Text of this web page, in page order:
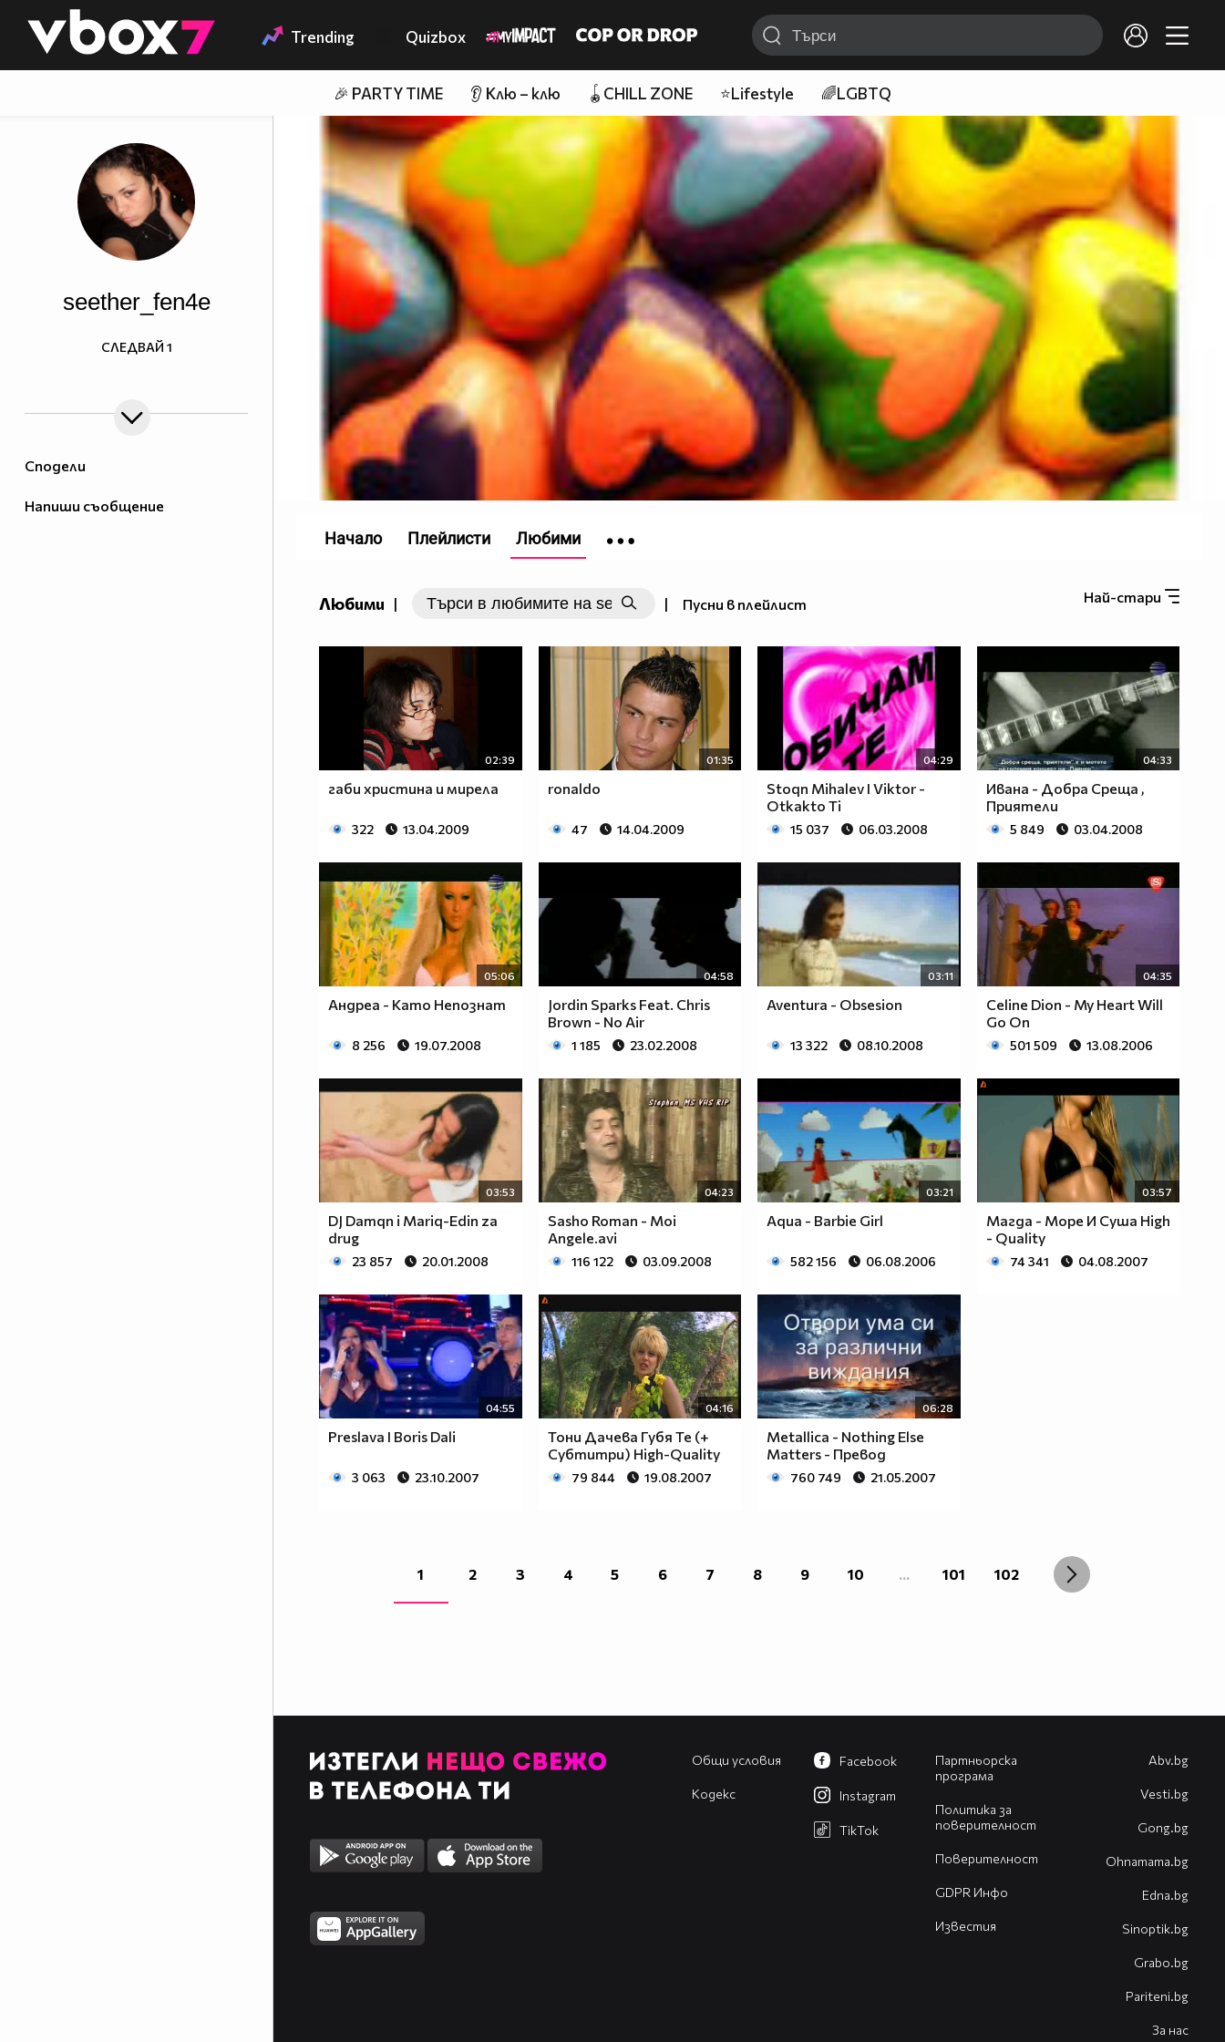
👾 Trending Quizbox
🎉 PARTY TIME 👂 Клю – клю 🪀CHILL ZONE ⭐Lifestyle 🌈LGBTQ
Сподели
Напиши съобщение
seether_fen4e
СЛЕДВАЙ 1
Любими | | Пусни в плейлист Най-стари
02:39
габи христина и мирела
322 13.04.2009
01:35
ronaldo
47 14.04.2009
04:29
Stoqn Mihalev I Viktor -
Otkakto Ti
15 037 06.03.2008
04:33
Ивана - Добра Среща ,
Приятели
5 849 03.04.2008
05:06
Андреа - Като Непознат
8 256 19.07.2008
04:58
Jordin Sparks Feat. Chris
Brown - No Air
1 185 23.02.2008
03:11
Aventura - Obsesion
13 322 08.10.2008
04:35
Celine Dion - My Heart Will
Go On
501 509 13.08.2006
03:53
DJ Damqn i Mariq-Edin za
drug
23 857 20.01.2008
04:23
Sasho Roman - Moi
Angele.avi
116 122 03.09.2008
03:21
Aqua - Barbie Girl
582 156 06.08.2006
03:57
Магда - Море И Суша High
- Quality
74 341 04.08.2007
04:55
Preslava I Boris Dali
3 063 23.10.2007
04:16
Тони Дачева Губя Те (+
Субтитри) High-Quality
79 844 19.08.2007
06:28
Metallica - Nothing Else
Matters - Превод
760 749 21.05.2007
1 2 3 4 5 6 7 8 9 10 ... 101 102
Начало Плейлисти Любими
Общи условия
Кодекс
Партньорска
програма
Политика за
поверителност
Поверителност
GDPR Инфо
Известия
Facebook
Instagram
TikTok
Abv.bg
Vesti.bg
Gong.bg
Оhnamama.bg
Edna.bg
Sinoptik.bg
Grabo.bg
Pariteni.bg
За нас